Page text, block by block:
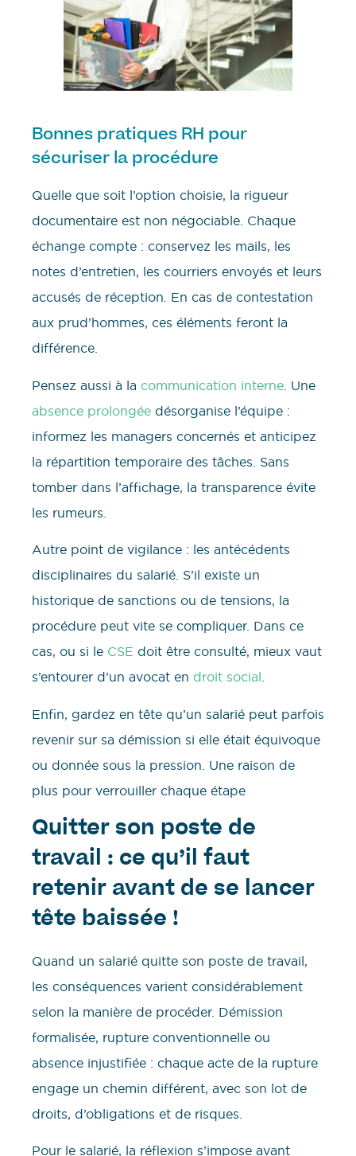
Bonnes pratiques RH pour
sécuriser la procédure
Quelle que soit l’option choisie, la rigueur
documentaire est non négociable. Chaque
échange compte : conservez les mails, les
notes d’entretien, les courriers envoyés et leurs
accusés de réception. En cas de contestation
aux prud’hommes, ces éléments feront la
différence.
Pensez aussi à la communication interne . Une
absence prolongée désorganise l’équipe :
informez les managers concernés et anticipez
la répartition temporaire des tâches. Sans
tomber dans l’affichage, la transparence évite
les rumeurs.
Autre point de vigilance : les antécédents
disciplinaires du salarié. S’il existe un
historique de sanctions ou de tensions, la
procédure peut vite se compliquer. Dans ce
cas, ou si le CSE doit être consulté, mieux vaut
s’entourer d’un avocat en droit social.
Enfin, gardez en tête qu’un salarié peut parfois
revenir sur sa démission si elle était équivoque
ou donnée sous la pression. Une raison de
plus pour verrouiller chaque étape
Quitter son poste de
travail : ce qu’il faut
retenir avant de se lancer
tête baissée !
Quand un salarié quitte son poste de travail,
les conséquences varient considérablement
selon la manière de procéder. Démission
formalisée, rupture conventionnelle ou
absence injustifiée : chaque acte de la rupture
engage un chemin différent, avec son lot de
droits, d’obligations et de risques.
Pour le salarié, la réflexion s’impose avant